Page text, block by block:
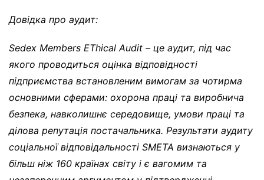
Довідка про аудит:
Sedex Members EThical Audit – це аудит, під час
якого проводиться оцінка відповідності
підприємства встановленим вимогам за чотирма
основними сферами: охорона праці та виробнича
безпека, навколишнє середовище, умови праці та
ділова репутація постачальника. Результати аудиту
соціальної відповідальності SMETA визнаються у
більш ніж 160 країнах світу і є вагомим та